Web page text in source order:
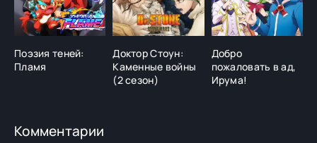
Поэзия теней:
Пламя
Доктор Стоун:
Каменные войны
(2 сезон)
Добро
пожаловать в ад,
Ирума!
Комментарии